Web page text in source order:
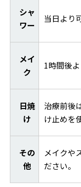
シャ
ワー
当日より
メイ
ク
1時間後
日焼
け
治療前後
け止めを
その
他
メイクや
ださい。